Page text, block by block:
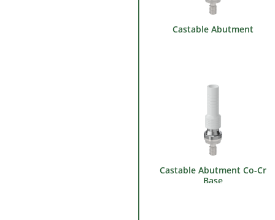
Castable Abutment
Castable Abutment Co-Cr
Base